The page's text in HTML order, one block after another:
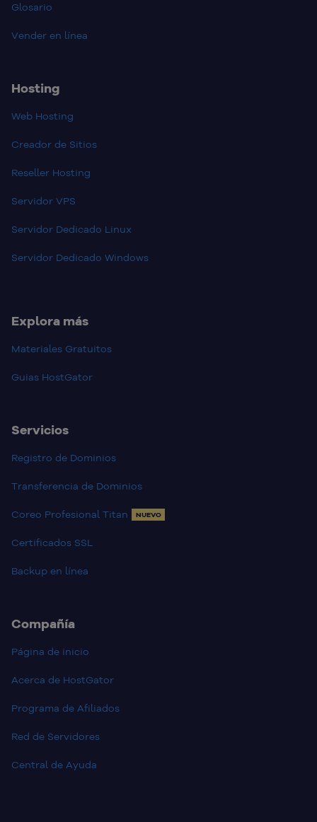
Glosario
Vender en línea
Hosting
Web Hosting
Creador de Sitios
Reseller Hosting
Servidor VPS
Servidor Dedicado Linux
Servidor Dedicado Windows
Explora más
Materiales Gratuitos
Guias HostGator
Servicios
Registro de Dominios
Transferencia de Dominios
Coreo Profesional Titan NUEVO
Certificados SSL
Backup en línea
Compañía
Página de inicio
Acerca de HostGator
Programa de Afiliados
Red de Servidores
Central de Ayuda